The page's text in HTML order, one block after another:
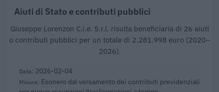
Aiuti di Stato e contributi pubblici
Giuseppe Lorenzon C.i.e. S.r.l. risulta beneficiaria di 26 aiuti
o contributi pubblici per un totale di 2.281.998 euro (2020–
2026).
2026-02-04
Esonero dal versamento dei contributi previdenziali